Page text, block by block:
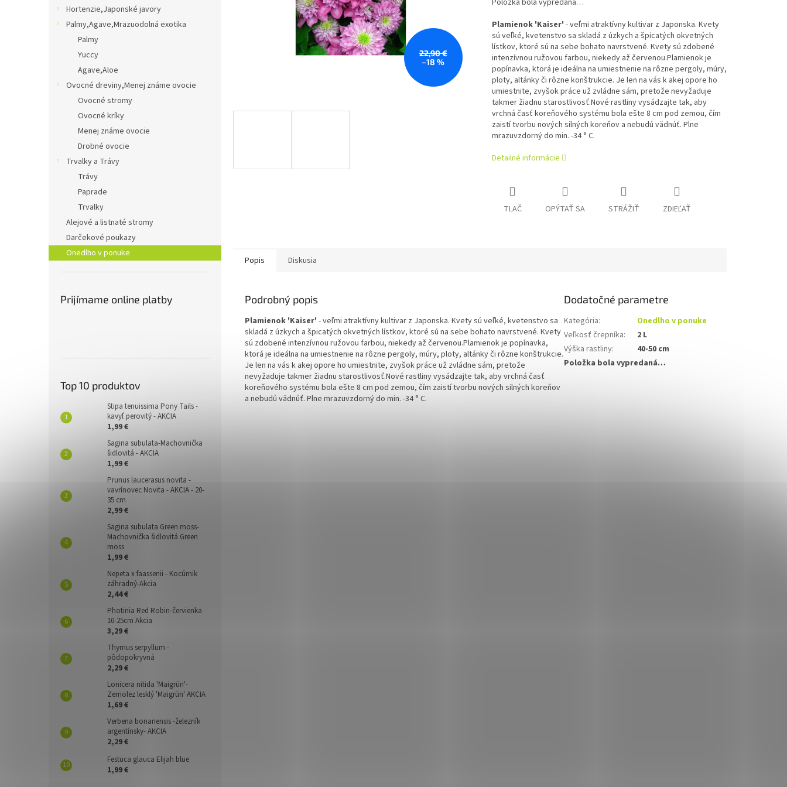
Hortenzie,Japonské javory
Palmy,Agave,Mrazuodolná exotika
Palmy
Yuccy
Agave,Aloe
Ovocné dreviny,Menej známe ovocie
Ovocné stromy
Ovocné kríky
Menej známe ovocie
Drobné ovocie
Trvalky a Trávy
Trávy
Paprade
Trvalky
Alejové a listnaté stromy
Darčekové poukazy
Onedlho v ponuke
Prijímame online platby
Top 10 produktov
Stipa tenuissima Pony Tails -
kavyľ perovitý - AKCIA
1,99 €
Sagina subulata-Machovnička
šidlovitá - AKCIA
1,99 €
Prunus laucerasus novita -
vavrínovec Novita - AKCIA - 20-
35 cm
2,99 €
Sagina subulata Green moss-
Machovnička šidlovitá Green
moss
1,99 €
Nepeta x faassenii - Kocúrnik
záhradný-Akcia
2,44 €
Photinia Red Robin-červienka
10-25cm Akcia
3,29 €
Thymus serpyllum -
pôdopokryvná
2,29 €
Lonicera nitida 'Maigrün'-
Zemolez lesklý 'Maigrün' AKCIA
1,69 €
Verbena bonariensis -železník
argentínsky- AKCIA
2,29 €
Festuca glauca Elijah blue
1,99 €
22,90 €
–18 %
Položka bola vypredaná…
Plamienok 'Kaiser' - veľmi atraktívny kultivar z Japonska. Kvety
sú veľké, kvetenstvo sa skladá z úzkych a špicatých okvetných
lístkov, ktoré sú na sebe bohato navrstvené. Kvety sú zdobené
intenzívnou ružovou farbou, niekedy až červenou.Plamienok je
popínavka, ktorá je ideálna na umiestnenie na rôzne pergoly, múry,
ploty, altánky či rôzne konštrukcie. Je len na vás k akej opore ho
umiestnite, zvyšok práce už zvládne sám, pretože nevyžaduje
takmer žiadnu starostlivosť.Nové rastliny vysádzajte tak, aby
vrchná časť koreňového systému bola ešte 8 cm pod zemou, čím
zaistí tvorbu nových silných koreňov a nebudú vädnúť. Plne
mrazuvzdorný do min. -34 ° C.
Detailné informácie
TLAČ OPÝTAŤ SA STRÁŽIŤ ZDIEĽAŤ
Popis Diskusia
Podrobný popis
Plamienok 'Kaiser' - veľmi atraktívny kultivar z Japonska. Kvety sú veľké, kvetenstvo sa
skladá z úzkych a špicatých okvetných lístkov, ktoré sú na sebe bohato navrstvené. Kvety
sú zdobené intenzívnou ružovou farbou, niekedy až červenou.Plamienok je popínavka,
ktorá je ideálna na umiestnenie na rôzne pergoly, múry, ploty, altánky či rôzne konštrukcie.
Je len na vás k akej opore ho umiestnite, zvyšok práce už zvládne sám, pretože
nevyžaduje takmer žiadnu starostlivosť.Nové rastliny vysádzajte tak, aby vrchná časť
koreňového systému bola ešte 8 cm pod zemou, čím zaistí tvorbu nových silných koreňov
a nebudú vädnúť. Plne mrazuvzdorný do min. -34 ° C.
Dodatočné parametre
Kategória:
Onedlho v ponuke
Veľkosť črepníka:
2 L
Výška rastliny:
40-50 cm
Položka bola vypredaná…